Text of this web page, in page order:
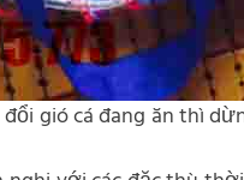
gió cá đang ăn thì